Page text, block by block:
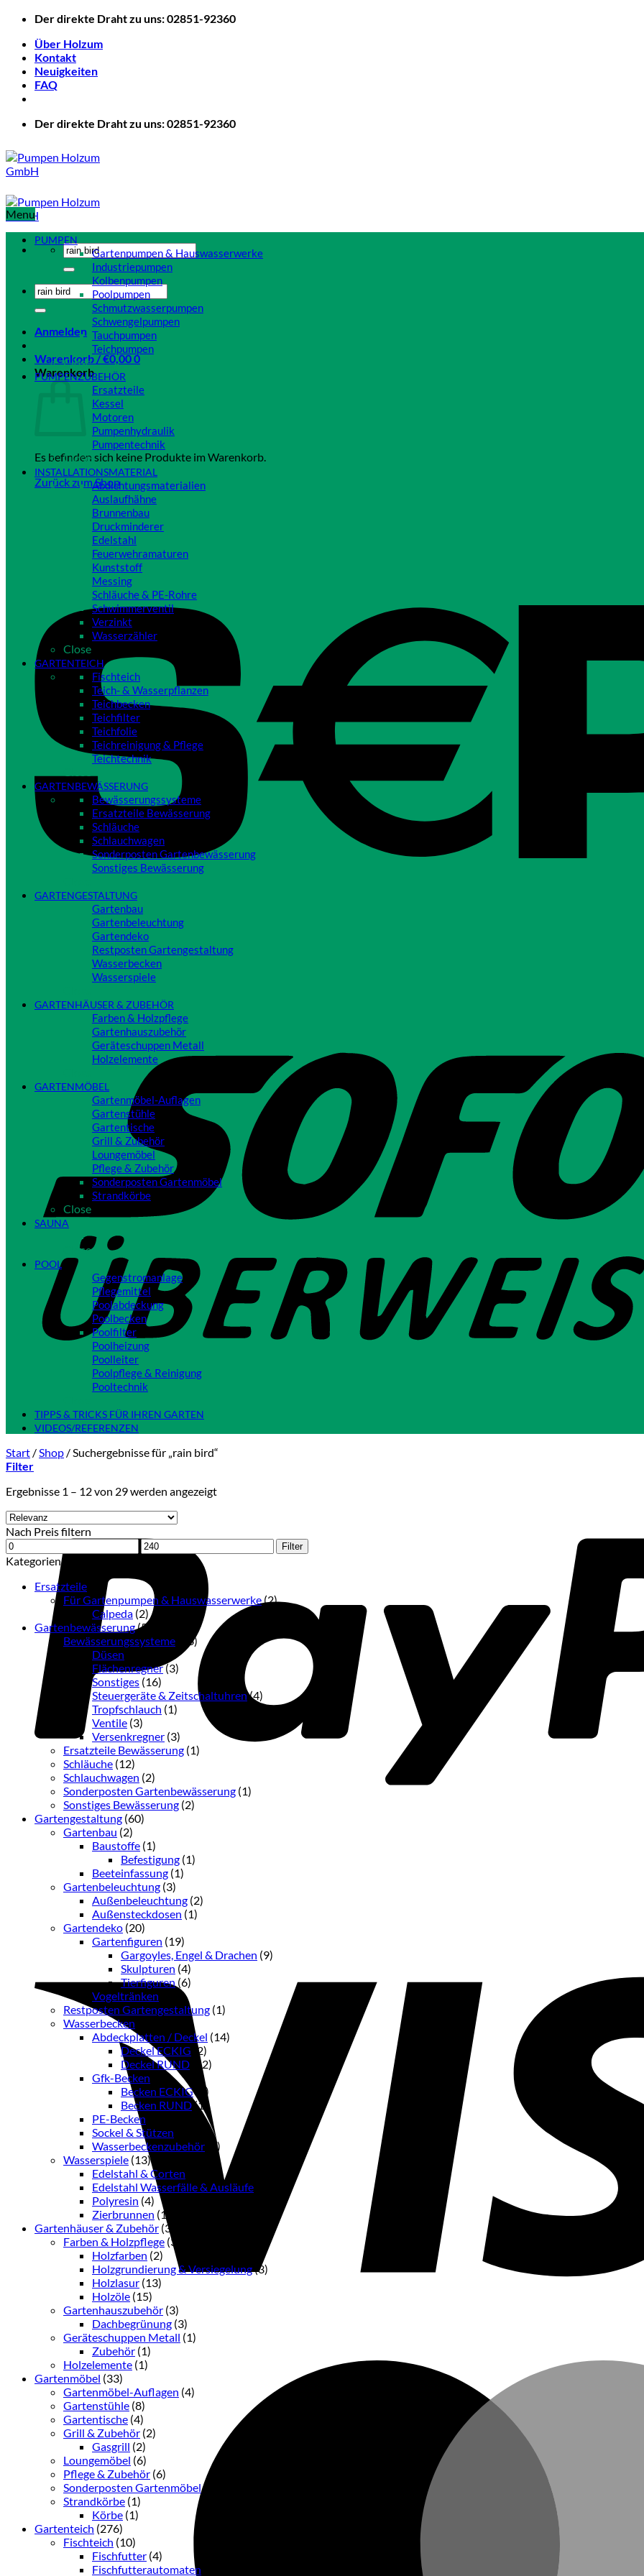
Zum
springen
Der direkte Draht zu uns: 02851-92360
Über Holzum
Kontakt
Neuigkeiten
FAQ
Der direkte Draht zu uns: 02851-92360
Suchen
nach:
Suchen
nach:
Anmelden
Warenkorb /€0,000
Warenkorb
Es befinden sich keine Produkte im Warenkorb.
Zurück zum Shop
Menu
PUMPEN
Gartenpumpen & Hauswasserwerke
Industriepumpen
Kolbenpumpen
Poolpumpen
Schmutzwasserpumpen
Schwengelpumpen
Tauchpumpen
Teichpumpen
Close
PUMPENZUBEHÖR
Ersatzteile
Kessel
Motoren
Pumpenhydraulik
Pumpentechnik
Close
INSTALLATIONSMATERIAL
Abdichtungsmaterialien
Auslaufhähne
Brunnenbau
Druckminderer
Edelstahl
Feuerwehramaturen
Kunststoff
Messing
Schläuche & PE-Rohre
Schwimmerventil
Verzinkt
Wasserzähler
Close
GARTENTEICH
Fischteich
Teich- & Wasserpflanzen
Teichbecken
Teichfilter
Teichfolie
Teichreinigung & Pflege
Teichtechnik
GARTENBEWÄSSERUNG
Bewässerungssysteme
Ersatzteile Bewässerung
Schläuche
Schlauchwagen
Sonderposten Gartenbewässerung
Sonstiges Bewässerung
GARTENGESTALTUNG
Gartenbau
Gartenbeleuchtung
Gartendeko
Restposten Gartengestaltung
Wasserbecken
Wasserspiele
GARTENHÄUSER & ZUBEHÖR
Farben & Holzpflege
Gartenhauszubehör
Geräteschuppen Metall
Holzelemente
GARTENMÖBEL
Gartenmöbel-Auflagen
Gartenstühle
Gartentische
Grill & Zubehör
Loungemöbel
Pflege & Zubehör
Sonderposten Gartenmöbel
Strandkörbe
Close
SAUNA
Close
POOL
Gegenstromanlage
Pflegemittel
Poolabdeckung
Poolbecken
Poolfilter
Poolheizung
Poolleiter
Poolpflege & Reinigung
Pooltechnik
TIPPS & TRICKS FÜR IHREN GARTEN
VIDEOS/REFERENZEN
Start /Shop /Suchergebnisse für „rain bird“
Filter
Ergebnisse 1 – 12 von 29 werden angezeigt
Nach Preis filtern
Min.
Preis
Max.
Preis
Filter
Kategorien
Ersatzteile
Für Gartenpumpen & Hauswasserwerke(2)
Calpeda (2)
Gartenbewässerung(54)
Bewässerungssysteme
(36)
Düsen
Flächenregner(3)
Sonstiges (16)
Steuergeräte & Zeitschaltuhren (4)
Tropfschlauch (1)
Ventile (3)
Versenkregner (3)
Ersatzteile Bewässerung (1)
Schläuche (12)
Schlauchwagen (2)
Sonderposten Gartenbewässerung (1)
Sonstiges Bewässerung (2)
Gartengestaltung (60)
Gartenbau (2)
Baustoffe (1)
Befestigung (1)
Beeteinfassung (1)
Gartenbeleuchtung (3)
Außenbeleuchtung (2)
Außensteckdosen (1)
Gartendeko (20)
Gartenfiguren (19)
Gargoyles, Engel & Drachen (9)
Skulpturen (4)
Tierfiguren (6)
Vogeltränken
Restposten Gartengestaltung (1)
Wasserbecken
Abdeckplatten / Deckel (14)
Deckel ECKIG (2)
Deckel RUND
(12)
Gfk-Becken
Becken ECKIG
(1)
Becken RUND(1)
PE-Becken
Sockel & Stützen
Wasserbeckenzubehör
(1)
Wasserspiele (13)
Edelstahl & Corten
Edelstahl Wasserfälle & Ausläufe
Polyresin (4)
Zierbrunnen (1)
Gartenhäuser & Zubehör (38)
Farben & Holzpflege (33)
Holzfarben (2)
Holzgrundierung & Versiegelung(3)
Holzlasur (13)
Holzöle (15)
Gartenhauszubehör (3)
Dachbegrünung (3)
Geräteschuppen Metall (1)
Zubehör (1)
Holzelemente (1)
Gartenmöbel (33)
Gartenmöbel-Auflagen (4)
Gartenstühle (8)
Gartentische (4)
Grill & Zubehör (2)
Gasgrill (2)
Loungemöbel (6)
Pflege & Zubehör (6)
Sonderposten Gartenmöbel (2)
Strandkörbe (1)
Körbe (1)
Gartenteich (276)
Fischteich (10)
Fischfutter (4)
Fischfutterautomaten